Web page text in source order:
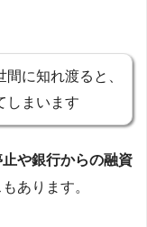
に知れ渡ると、
しまいます
や銀行からの融資
あります。